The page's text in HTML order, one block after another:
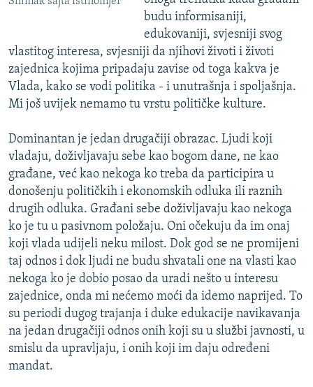
budu informisaniji,
edukovaniji, svjesniji svog
vlastitog interesa, svjesniji da njihovi životi i životi
zajednica kojima pripadaju zavise od toga kakva je
Vlada, kako se vodi politika - i unutrašnja i spoljašnja.
Mi još uvijek nemamo tu vrstu političke kulture.
Dominantan je jedan drugačiji obrazac. Ljudi koji
vladaju, doživljavaju sebe kao bogom dane, ne kao
građane, već kao nekoga ko treba da participira u
donošenju političkih i ekonomskih odluka ili raznih
drugih odluka. Građani sebe doživljavaju kao nekoga
ko je tu u pasivnom položaju. Oni očekuju da im onaj
koji vlada udijeli neku milost. Dok god se ne promijeni
taj odnos i dok ljudi ne budu shvatali one na vlasti kao
nekoga ko je dobio posao da uradi nešto u interesu
zajednice, onda mi nećemo moći da idemo naprijed. To
su periodi dugog trajanja i duke edukacije navikavanja
na jedan drugačiji odnos onih koji su u službi javnosti, u
smislu da upravljaju, i onih koji im daju određeni
mandat.